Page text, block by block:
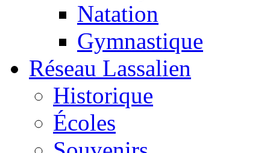
Natation
Gymnastique
Réseau Lassalien
Historique
Écoles